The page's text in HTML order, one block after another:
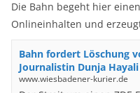
Die Bahn begeht hier
Onlineinhalten und
Bahn fordert Löschung
Journalistin Dunja Hayali
www.wiesbadener-kurier.de